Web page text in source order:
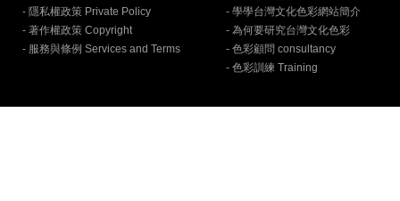
- 隱私權政策 Private Policy
- 著作權政策 Copyright
- 服務與條例 Services and Terms
- 學學台灣文化色彩網站簡介
- 為何要研究台灣文化色彩
- 色彩顧問 consultancy
- 色彩訓練 Training